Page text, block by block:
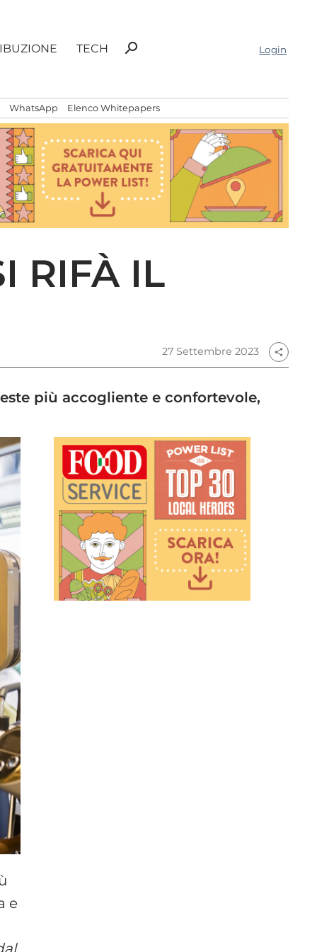
TECH
Ricerca
search Login
WhatsApp Elenco Whitepapers
RIFÀ IL
27 Settembre 2023 share
più accogliente e confortevole,
e